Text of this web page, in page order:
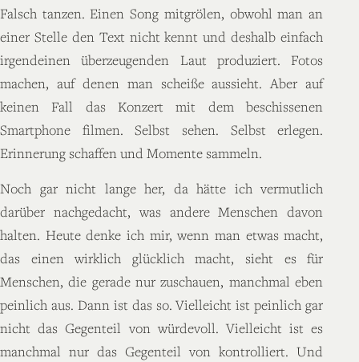
Falsch tanzen. Einen Song mitgrölen, obwohl man an
einer Stelle den Text nicht kennt und deshalb einfach
irgendeinen überzeugenden Laut produziert. Fotos
machen, auf denen man scheiße aussieht. Aber auf
keinen Fall das Konzert mit dem beschissenen
Smartphone filmen. Selbst sehen. Selbst erlegen.
Erinnerung schaffen und Momente sammeln.
Noch gar nicht lange her, da hätte ich vermutlich
darüber nachgedacht, was andere Menschen davon
halten. Heute denke ich mir, wenn man etwas macht,
das einen wirklich glücklich macht, sieht es für
Menschen, die gerade nur zuschauen, manchmal eben
peinlich aus. Dann ist das so. Vielleicht ist peinlich gar
nicht das Gegenteil von würdevoll. Vielleicht ist es
manchmal nur das Gegenteil von kontrolliert. Und